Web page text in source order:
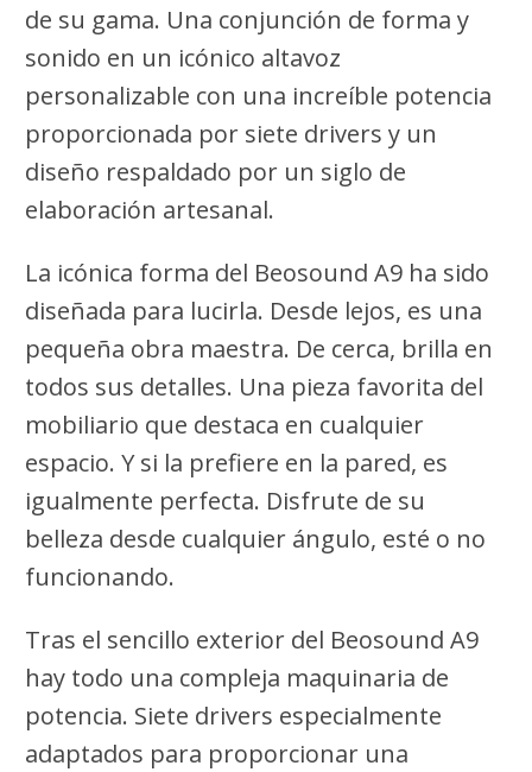
de su gama. Una conjunción de forma y
sonido en un icónico altavoz
personalizable con una increíble potencia
proporcionada por siete drivers y un
diseño respaldado por un siglo de
elaboración artesanal.
La icónica forma del Beosound A9 ha sido
diseñada para lucirla. Desde lejos, es una
pequeña obra maestra. De cerca, brilla en
todos sus detalles. Una pieza favorita del
mobiliario que destaca en cualquier
espacio. Y si la prefiere en la pared, es
igualmente perfecta. Disfrute de su
belleza desde cualquier ángulo, esté o no
funcionando.
Tras el sencillo exterior del Beosound A9
hay todo una compleja maquinaria de
potencia. Siete drivers especialmente
adaptados para proporcionar una